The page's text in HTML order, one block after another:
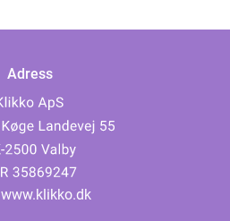
Adress
www.klikko.dk